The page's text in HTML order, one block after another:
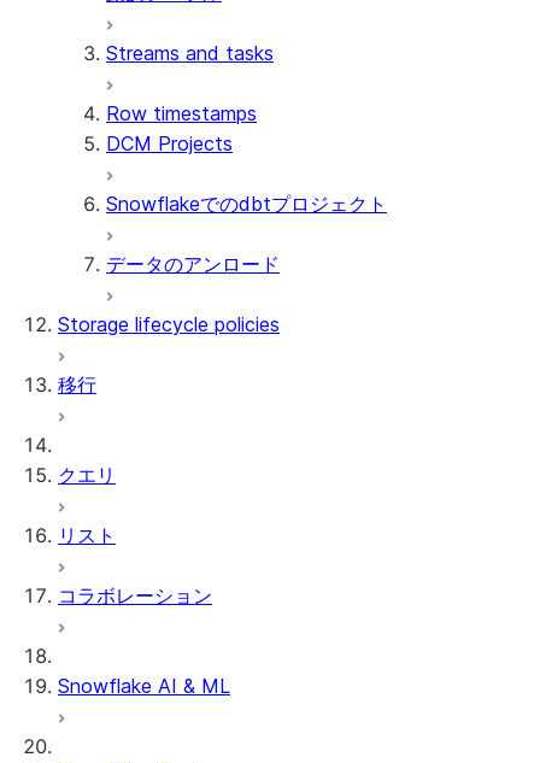
Streams and tasks
Row timestamps
DCM Projects
Snowflakeでのdbtプロジェクト
データのアンロード
Storage lifecycle policies
移行
クエリ
リスト
コラボレーション
Snowflake AI & ML